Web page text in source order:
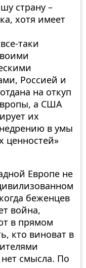
страну –
хотя имеет
таки
Россией и
на откуп
а США
их
в умы
ценностей»
Европе не
беженцев
война,
в прямом
кто виноват в
нет смысла. По